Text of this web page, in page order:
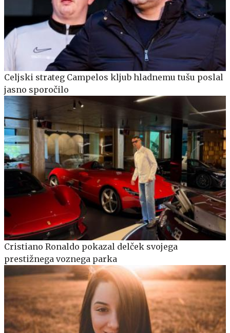
Celjski strateg Campelos kljub hladnemu tušu poslal
jasno sporočilo
Cristiano Ronaldo pokazal delček svojega
prestižnega voznega parka